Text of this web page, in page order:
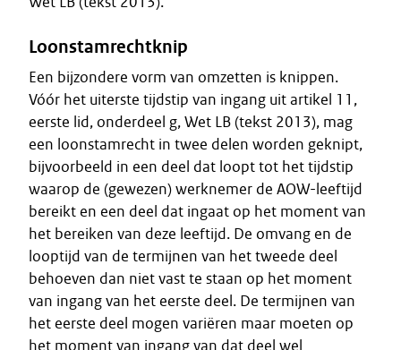
Loonstamrechtknip
Een bijzondere vorm van omzetten is knippen.
Vóór het uiterste tijdstip van ingang uit artikel 11,
eerste lid, onderdeel g, Wet LB (tekst 2013), mag
een loonstamrecht in twee delen worden geknipt,
bijvoorbeeld in een deel dat loopt tot het tijdstip
waarop de (gewezen) werknemer de AOW-leeftijd
bereikt en een deel dat ingaat op het moment van
het bereiken van deze leeftijd. De omvang en de
looptijd van de termijnen van het tweede deel
behoeven dan niet vast te staan op het moment
van ingang van het eerste deel. De termijnen van
het eerste deel mogen variëren maar moeten op
het moment van ingang van dat deel wel